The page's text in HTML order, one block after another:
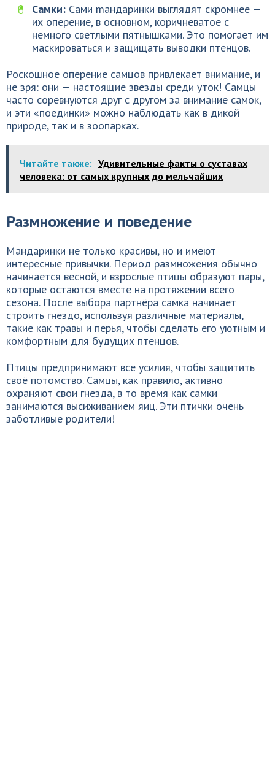
Самки: Сами mандаринки выглядят скромнее —
их оперение, в основном, коричневатое с
немного светлыми пятнышками. Это помогает им
маскироваться и защищать выводки птенцов.
Роскошное оперение самцов привлекает внимание, и
не зря: они — настоящие звезды среди уток! Самцы
часто соревнуются друг с другом за внимание самок,
и эти «поединки» можно наблюдать как в дикой
природе, так и в зоопарках.
Читайте также: Удивительные факты о суставах
человека: от самых крупных до мельчайших
Размножение и поведение
Мандаринки не только красивы, но и имеют
интересные привычки. Период размножения обычно
начинается весной, и взрослые птицы образуют пары,
которые остаются вместе на протяжении всего
сезона. После выбора партнёра самка начинает
строить гнездо, используя различные материалы,
такие как травы и перья, чтобы сделать его уютным и
комфортным для будущих птенцов.
Птицы предпринимают все усилия, чтобы защитить
своё потомство. Самцы, как правило, активно
охраняют свои гнезда, в то время как самки
занимаются высиживанием яиц. Эти птички очень
заботливые родители!